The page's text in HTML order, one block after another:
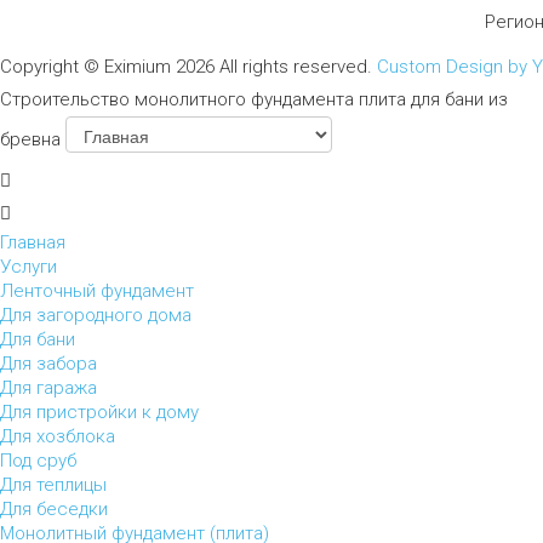
Copyright © Eximium 2026 All rights reserved. Custom Design by
Строительство монолитного фундамента плита для бани из
бревна
Главная
Услуги
Ленточный фундамент
Для загородного дома
Для бани
Для забора
Для гаража
Для пристройки к дому
Для хозблока
Под сруб
Для теплицы
Для беседки
Монолитный фундамент (плита)